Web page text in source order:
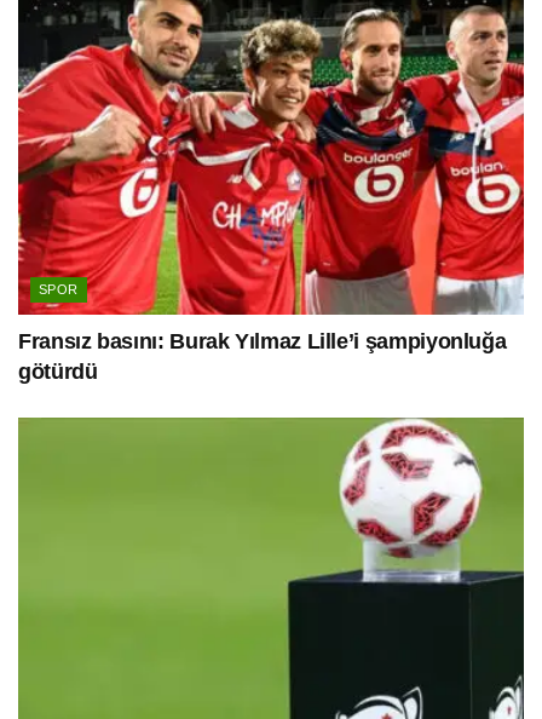
SPOR
Fransız basını: Burak Yılmaz Lille’i şampiyonluğa
götürdü